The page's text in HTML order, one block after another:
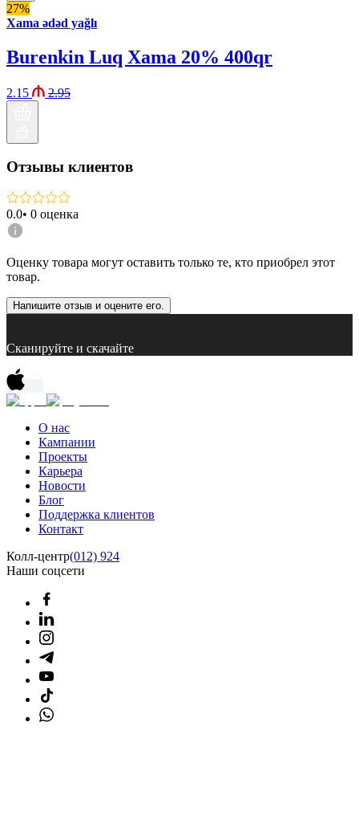
27%
Xama ədəd yağlı
Burenkin Luq Xama 20% 400qr
2.15 2.95
Отзывы клиентов
0.0• 0 оценка
Оценку товара могут оставить только те, кто приобрел этот
товар.
Напишите отзыв и оцените его.
Сканируйте и скачайте
О нас
Кампании
Проекты
Карьера
Новости
Блог
Поддержка клиентов
Контакт
Колл-центр(012) 924
Наши соцсети